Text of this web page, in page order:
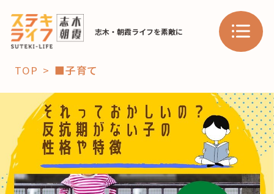
志木・朝霞ライフを素敵に
「コト」
子育て
暮らし
おすすめ
スポット 学び・教育
TOP ■子育て